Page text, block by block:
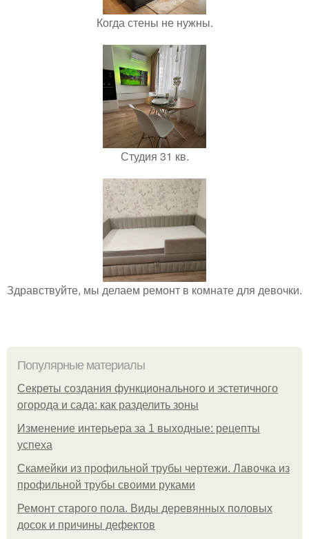
Когда стены не нужны.
Студия 31 кв.
Здравствуйте, мы делаем ремонт в комнате для девочки.
Популярные материалы
Секреты создания функционального и эстетичного
огорода и сада: как разделить зоны
Изменение интерьера за 1 выходные: рецепты
успеха
Скамейки из профильной трубы чертежи. Лавочка из
профильной трубы своими руками
Ремонт старого пола. Виды деревянных половых
досок и причины дефектов